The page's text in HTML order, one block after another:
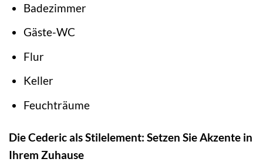
Badezimmer
Gäste-WC
Flur
Keller
Feuchträume
Die Cederic als Stilelement: Setzen Sie Akzente in
Ihrem Zuhause